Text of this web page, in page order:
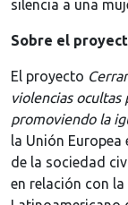
silencia a una
Sobre el
El proyecto
violencias ocultas
promoviendo la
la Unión
de la sociedad
en relación con